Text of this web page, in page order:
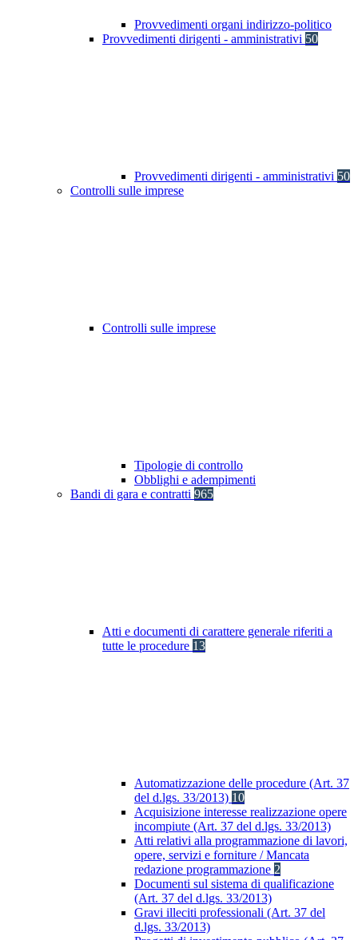
Provvedimenti organi indirizzo-politico
Provvedimenti dirigenti - amministrativi 50
Provvedimenti dirigenti - amministrativi 50
Controlli sulle imprese
Controlli sulle imprese
Tipologie di controllo
Obblighi e adempimenti
Bandi di gara e contratti 965
Atti e documenti di carattere generale riferiti a
tutte le procedure 13
Automatizzazione delle procedure (Art. 37
del d.lgs. 33/2013) 10
Acquisizione interesse realizzazione opere
incompiute (Art. 37 del d.lgs. 33/2013)
Atti relativi alla programmazione di lavori,
opere, servizi e forniture / Mancata
redazione programmazione 2
Documenti sul sistema di qualificazione
(Art. 37 del d.lgs. 33/2013)
Gravi illeciti professionali (Art. 37 del
d.lgs. 33/2013)